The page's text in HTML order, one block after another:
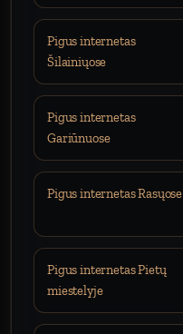
Pigus internetas
Šilainiųose
Pigus internetas
Gariūnuose
Pigus internetas Rasųose
Pigus internetas Pietų
miestelyje